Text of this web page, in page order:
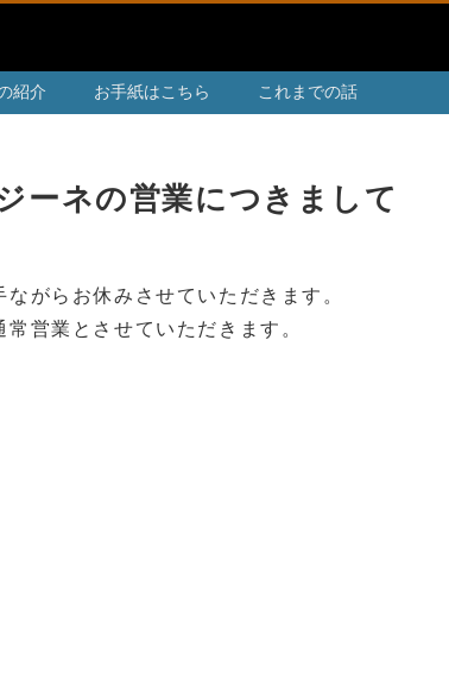
紹介 お手紙はこちら これまでの話
ーネの営業につきまして
がらお休みさせていただきます。
営業とさせていただきます。